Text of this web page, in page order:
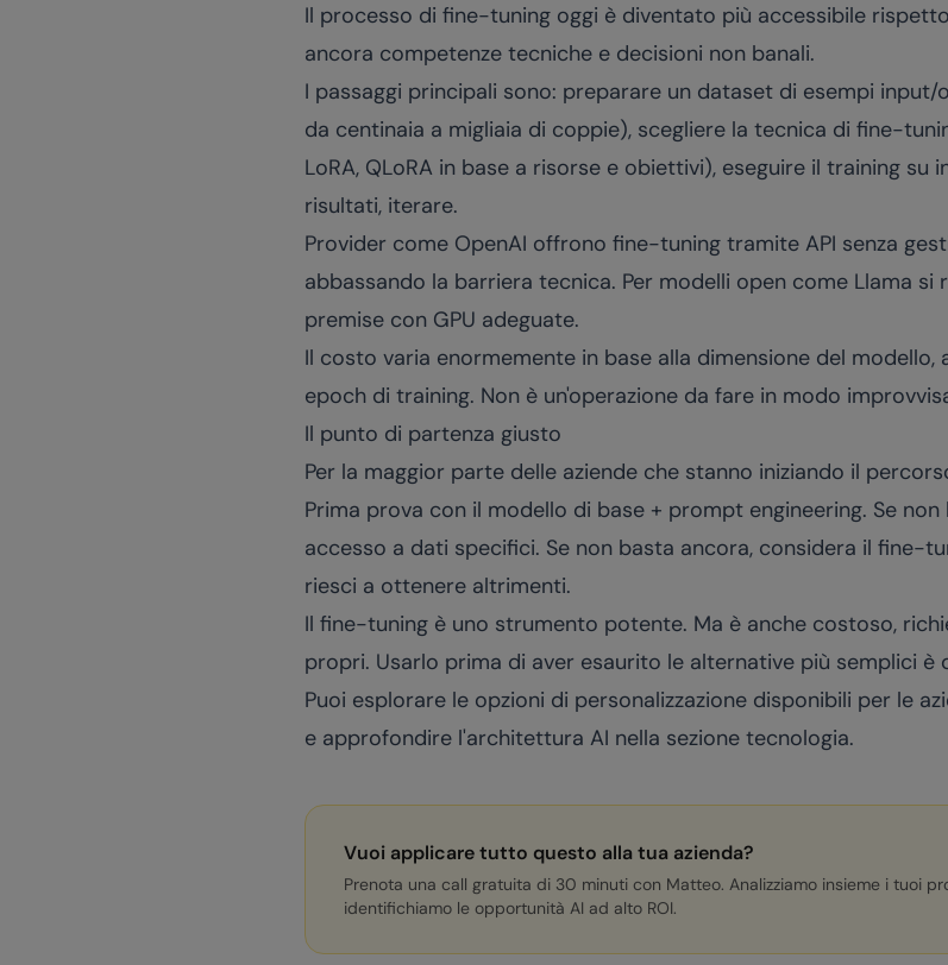
Il processo di fine-tuning oggi è diventato più accessibile
ancora competenze tecniche e decisioni non banali.
I passaggi principali sono: preparare un dataset di esempi
da centinaia a migliaia di coppie), scegliere la tecnica di fine-
LoRA, QLoRA in base a risorse e obiettivi), eseguire il training su
risultati, iterare.
Provider come OpenAI offrono fine-tuning tramite API senza
abbassando la barriera tecnica. Per modelli open come Llama
premise con GPU adeguate.
Il costo varia enormemente in base alla dimensione del
epoch di training. Non è un'operazione da fare in modo
Il punto di partenza giusto
Per la maggior parte delle aziende che stanno iniziando il
Prima prova con il modello di base + prompt engineering. Se
accesso a dati specifici. Se non basta ancora, considera il fine-
riesci a ottenere altrimenti.
Il fine-tuning è uno strumento potente. Ma è anche costoso,
propri. Usarlo prima di aver esaurito le alternative più semplici è
Puoi esplorare le opzioni di personalizzazione disponibili per le
e approfondire l'architettura AI nella sezione tecnologia.
Vuoi applicare tutto questo alla tua azienda?
Prenota una call gratuita di 30 minuti con Matteo. Analizziamo insieme i tuoi
identifichiamo le opportunità AI ad alto ROI.